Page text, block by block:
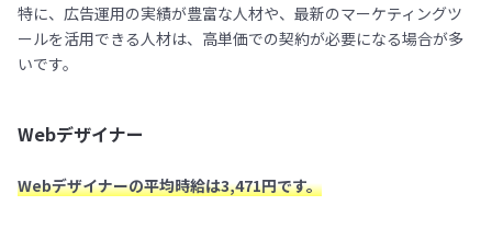
特に、広告運用の実績が豊富な人材や、最新のマーケティングツ
ールを活用できる人材は、高単価での契約が必要になる場合が多
いです。
Webデザイナー
Webデザイナーの平均時給は3,471円です。